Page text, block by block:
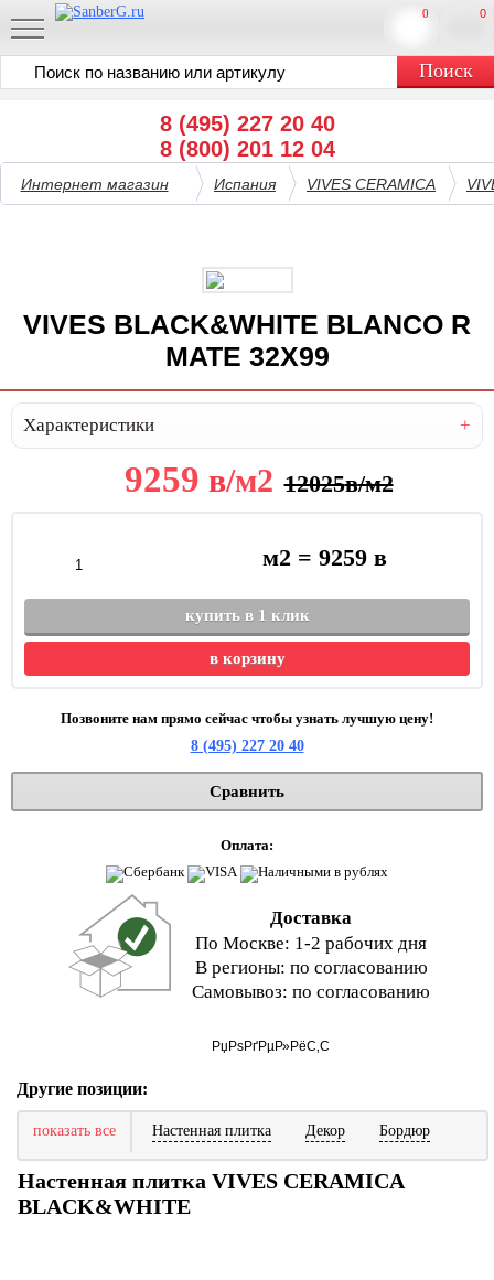
8 (495) 227 20 40
8 (800) 201 12 04
0
0
Интернет магазин Испания VIVES CERAMICA
VIVES BLACK&WHITE BLANCO R
MATE 32X99
Характеристики
9259 в/м2 12025в/м2
м2 =9259 в
купить в 1 клик
в корзину
Позвоните нам прямо сейчас чтобы узнать лучшую цену!
8 (495) 227 20 40
Сравнить
Оплата:
Доставка
По Москве: 1-2 рабочих дня
В регионы: по согласованию
Самовывоз: по согласованию
Другие позиции:
показать все Настенная плитка Декор Бордюр
Настенная плитка VIVES CERAMICA
BLACK&WHITE